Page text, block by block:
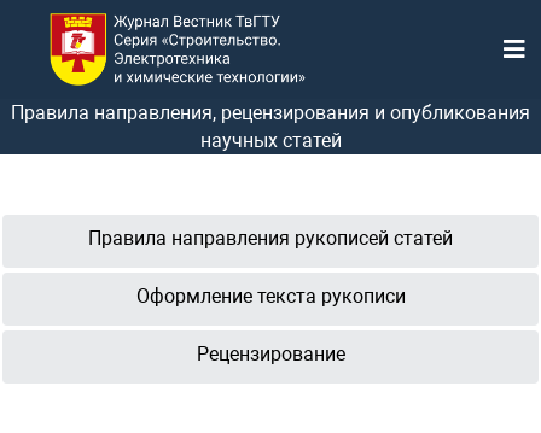
Правила направления, рецензирования и опубликования
научных статей
Правила направления рукописей статей
Оформление текста рукописи
Рецензирование